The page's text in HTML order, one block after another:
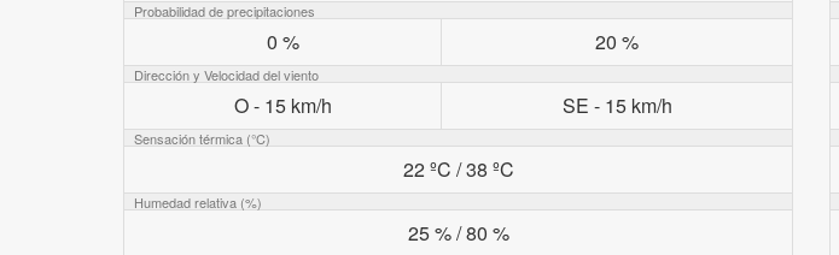
Probabilidad de precipitaciones
0 % 20 %
Dirección y Velocidad del viento
O - 15 km/h SE - 15 km/h
Sensación térmica (°C)
22 ºC / 38 ºC
Humedad relativa (%)
25 % / 80 %